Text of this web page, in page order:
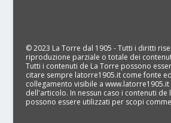
© 2023 La Torre dal 1905 - Tutti i diritti
riproduzione parziale o totale dei
Tutti i contenuti de La Torre possono
citare sempre latorre1905.it come fonte
collegamento visibile a
dell'articolo. In nessun caso i contenuti de
possono essere utilizzati per scopi